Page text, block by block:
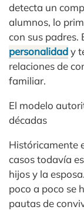
detecta un
alumnos, lo
con sus padres.
personalidady
relaciones de
familiar.
El modelo
décadas
Históricamente
casos todavía
hijos y la
poco a poco se
pautas de